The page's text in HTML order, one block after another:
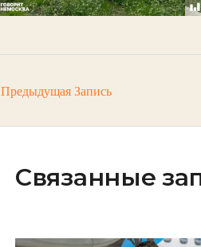
Предыдущая Запись
Связанные